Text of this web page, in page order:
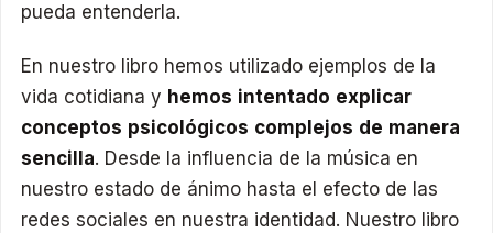
pueda entenderla.
En nuestro libro hemos utilizado ejemplos de la
vida cotidiana y hemos intentado explicar
conceptos psicológicos complejos de manera
sencilla. Desde la influencia de la música en
nuestro estado de ánimo hasta el efecto de las
redes sociales en nuestra identidad. Nuestro libro